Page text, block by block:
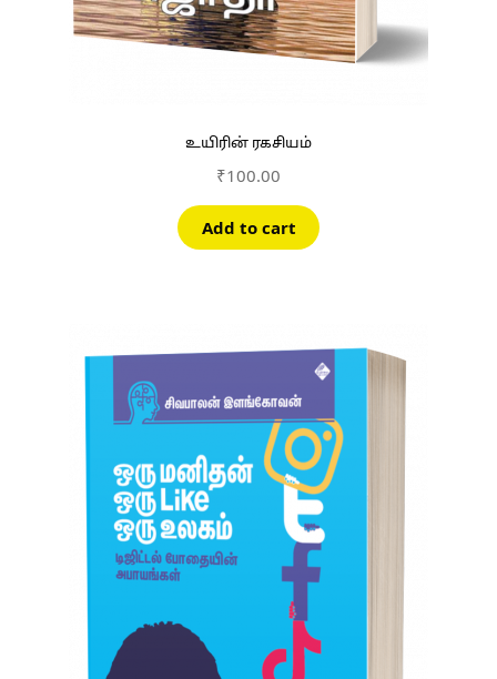
உயிரின் ரகசியம்
₹100.00
Add to cart